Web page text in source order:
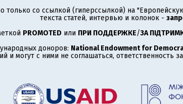
только со ссылкой (гиперссылкой) на
текста статей, интервью и колонок -
PROMOTED или ПРИ ПОДДЕРЖКЕ/ЗА
доноров: National Endowment for
и могут с ними не соглашаться, ответственность